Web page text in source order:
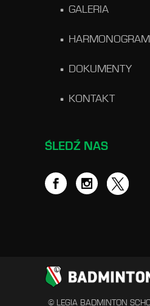
GALERIA
HARMONOGRAM
DOKUMENTY
KONTAKT
ŚLEDŹ NAS
© LEGIA BADMINTON